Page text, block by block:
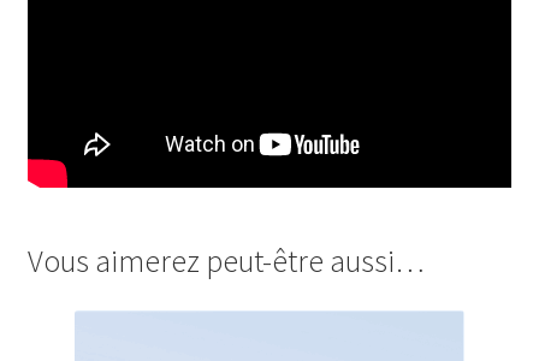
Vous aimerez peut-être aussi…